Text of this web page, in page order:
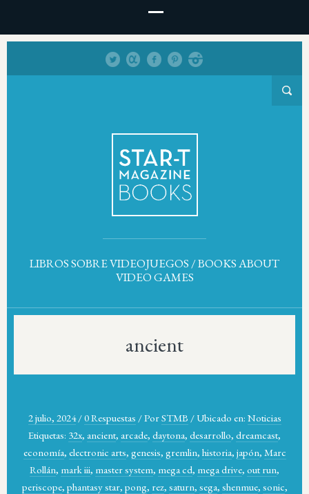
LIBROS SOBRE VIDEOJUEGOS / BOOKS ABOUT
VIDEO GAMES
ancient
2 julio, 2024 /0 Respuestas /PorSTMB / Ubicado en: Noticias
Etiquetas: 32x, ancient, arcade, daytona, desarrollo, dreamcast,
economía, electronic arts, genesis, gremlin, historia, japón, Marc
Rollán, mark iii, master system, mega cd, mega drive, out run,
periscope, phantasy star, pong, rez, saturn, sega, shenmue, sonic,